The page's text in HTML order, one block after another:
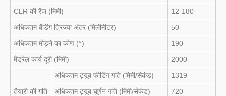
CLR की रेंज (मिमी)
12-180
अधिकतम बेंडिंग त्रिज्या अंतर (मिलीमीटर)
50
अधिकतम मोड़ने का कोण (°)
190
मैंड्रेल कार्य दूरी (मिमी)
2000
तैयारी की गति
अधिकतम ट्यूब फीडिंग गति (मिमी/सेकंड)
1319
अधिकतम ट्यूब घूर्णन गति (मिमी/सेकंड)
720